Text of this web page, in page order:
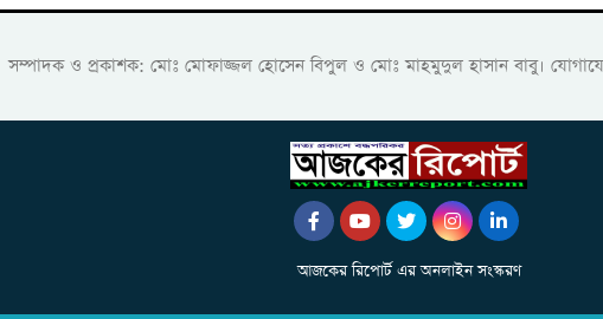
সম্পাদক ও প্রকাশক: মোঃ মোফাজ্জল হোসেন বিপুল ও মোঃ মাহমুদুল হাসান বাবু।
আজকের রিপোর্ট এর অনলাইন সংস্করণ